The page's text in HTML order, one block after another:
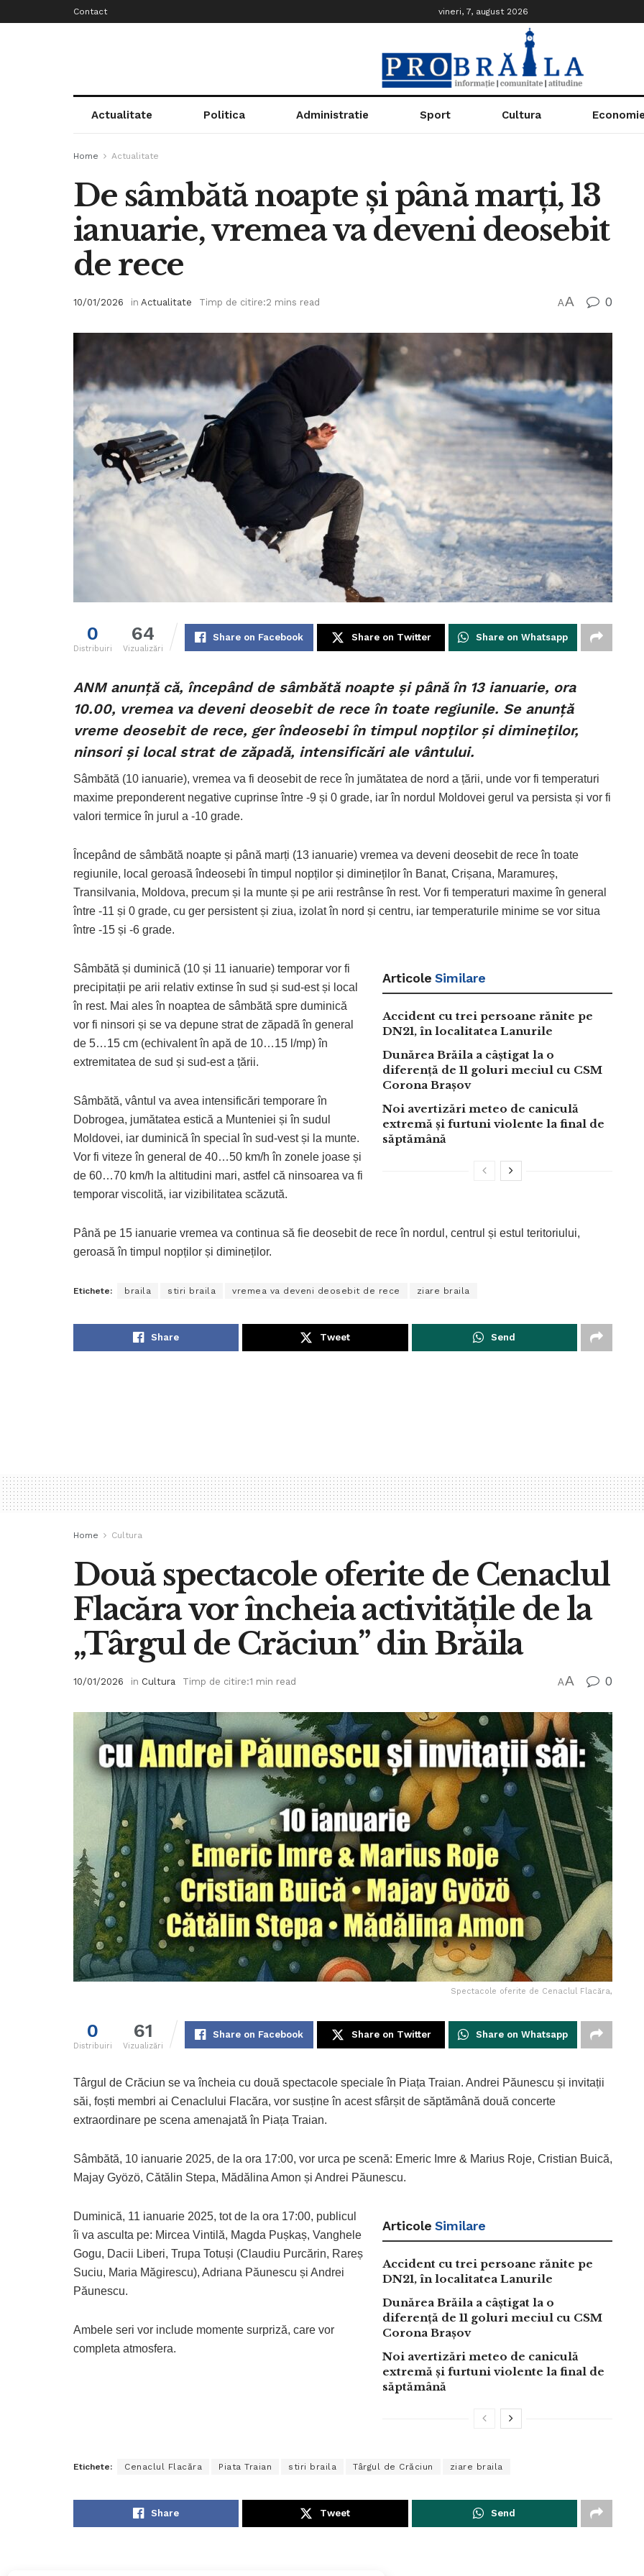
Contact vineri, 7, august 2026
Actualitate Politica Administratie Sport Cultura Economie
Home Actualitate
De sâmbătă noapte şi până marți, 13
ianuarie, vremea va deveni deosebit
de rece
10/01/2026 in Actualitate Timp de citire:2 mins read AA 0
0
Distribuiri
64
Vizualizări
Share on Facebook Share on Twitter Share on Whatsapp
ANM anunţă că, începând de sâmbătă noapte şi până în 13 ianuarie, ora
10.00, vremea va deveni deosebit de rece în toate regiunile. Se anunță
vreme deosebit de rece, ger îndeosebi în timpul nopților și dimineților,
ninsori și local strat de zăpadă, intensificări ale vântului.
Sâmbătă (10 ianuarie), vremea va fi deosebit de rece în jumătatea de nord a țării, unde vor fi temperaturi
maxime preponderent negative cuprinse între -9 și 0 grade, iar în nordul Moldovei gerul va persista și vor fi
valori termice în jurul a -10 grade.
Începând de sâmbătă noapte și până marți (13 ianuarie) vremea va deveni deosebit de rece în toate
regiunile, local geroasă îndeosebi în timpul nopților și dimineților în Banat, Crișana, Maramureș,
Transilvania, Moldova, precum și la munte și pe arii restrânse în rest. Vor fi temperaturi maxime în general
între -11 și 0 grade, cu ger persistent și ziua, izolat în nord și centru, iar temperaturile minime se vor situa
între -15 și -6 grade.
Articole Similare
Accident cu trei persoane rănite pe
DN21, în localitatea Lanurile
Dunărea Brăila a câștigat la o
diferență de 11 goluri meciul cu CSM
Corona Brașov
Noi avertizări meteo de caniculă
extremă și furtuni violente la final de
săptămână
Sâmbătă și duminică (10 și 11 ianuarie) temporar vor fi
precipitații pe arii relativ extinse în sud și sud-est și local
în rest. Mai ales în noaptea de sâmbătă spre duminică
vor fi ninsori și se va depune strat de zăpadă în general
de 5…15 cm (echivalent în apă de 10…15 l/mp) în
extremitatea de sud și sud-est a țării.
Sâmbătă, vântul va avea intensificări temporare în
Dobrogea, jumătatea estică a Munteniei și în sudul
Moldovei, iar duminică în special în sud-vest și la munte.
Vor fi viteze în general de 40…50 km/h în zonele joase și
de 60…70 km/h la altitudini mari, astfel că ninsoarea va fi
temporar viscolită, iar vizibilitatea scăzută.
Până pe 15 ianuarie vremea va continua să fie deosebit de rece în nordul, centrul și estul teritoriului,
geroasă în timpul nopților și dimineților.
Etichete: braila stiri braila vremea va deveni deosebit de rece ziare braila
Share Tweet Send
Home Cultura
Două spectacole oferite de Cenaclul
Flacăra vor încheia activitățile de la
„Târgul de Crăciun” din Brăila
10/01/2026 in Cultura Timp de citire:1 min read AA 0
Spectacole oferite de Cenaclul Flacăra,
0
Distribuiri
61
Vizualizări
Share on Facebook Share on Twitter Share on Whatsapp
Târgul de Crăciun se va încheia cu două spectacole speciale în Piața Traian. Andrei Păunescu și invitații
săi, foști membri ai Cenaclului Flacăra, vor susține în acest sfârșit de săptămână două concerte
extraordinare pe scena amenajată în Piața Traian.
Sâmbătă, 10 ianuarie 2025, de la ora 17:00, vor urca pe scenă: Emeric Imre & Marius Roje, Cristian Buică,
Majay Gyözö, Cătălin Stepa, Mădălina Amon și Andrei Păunescu.
Articole Similare
Accident cu trei persoane rănite pe
DN21, în localitatea Lanurile
Dunărea Brăila a câștigat la o
diferență de 11 goluri meciul cu CSM
Corona Brașov
Noi avertizări meteo de caniculă
extremă și furtuni violente la final de
săptămână
Duminică, 11 ianuarie 2025, tot de la ora 17:00, publicul
îi va asculta pe: Mircea Vintilă, Magda Pușkaș, Vanghele
Gogu, Dacii Liberi, Trupa Totuși (Claudiu Purcărin, Rareș
Suciu, Maria Măgirescu), Adriana Păunescu și Andrei
Păunescu.
Ambele seri vor include momente surpriză, care vor
completa atmosfera.
Etichete: Cenaclul Flacăra Piata Traian stiri braila Târgul de Crăciun ziare braila
Share Tweet Send